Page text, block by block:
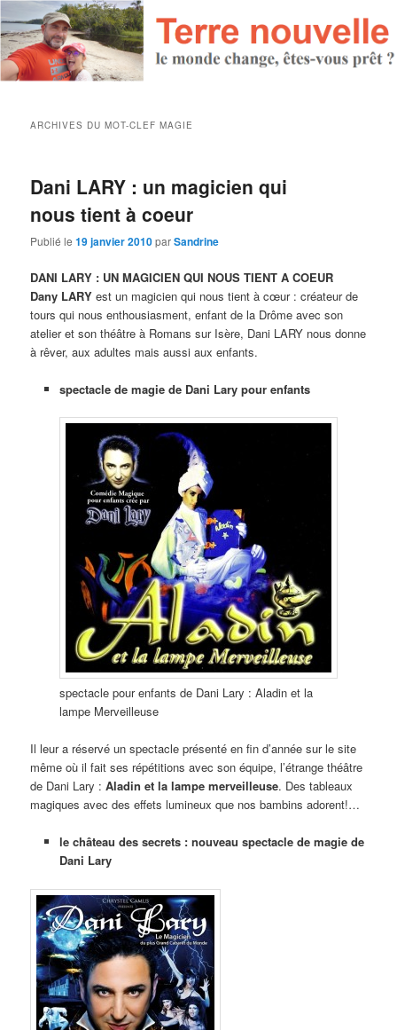
ARCHIVES DU MOT-CLEFMAGIE
Dani LARY : un magicien qui
nous tient à coeur
Publié le19 janvier 2010parSandrine
DANI LARY : UN MAGICIEN QUI NOUS TIENT A COEUR
Dany LARY est un magicien qui nous tient à cœur : créateur de
tours qui nous enthousiasment, enfant de la Drôme avec son
atelier et son théâtre à Romans sur Isère, Dani LARY nous donne
à rêver, aux adultes mais aussi aux enfants.
spectacle de magie de Dani Lary pour enfants
spectacle pour enfants de Dani Lary : Aladin et la
lampe Merveilleuse
Il leur a réservé un spectacle présenté en fin d’année sur le site
même où il fait ses répétitions avec son équipe, l’étrange théâtre
de Dani Lary :Aladin et la lampe merveilleuse. Des tableaux
magiques avec des effets lumineux que nos bambins adorent!…
le château des secrets : nouveau spectacle de magie de
Dani Lary